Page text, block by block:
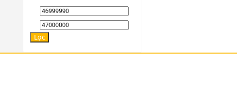
Giá
thấp
nhất
Lọc